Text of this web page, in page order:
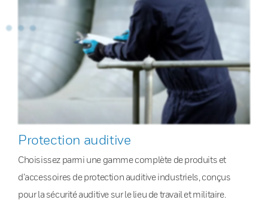
Protection auditive
Choisissez parmi une gamme complète de produits et
d’accessoires de protection auditive industriels, conçus
pour la sécurité auditive sur le lieu de travail et militaire.